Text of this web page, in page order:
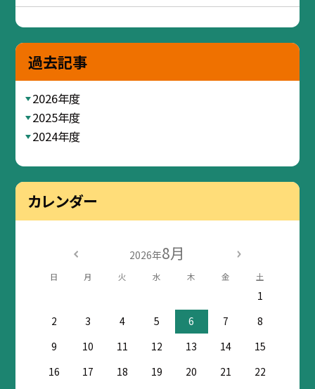
過去記事
2026年度
2025年度
2024年度
カレンダー
2026年8月
日 月 火 水 木 金 土
1
2
3 4 5 6 7
8
9
10 11 12 13 14
15
16
17 18 19 20 21
22